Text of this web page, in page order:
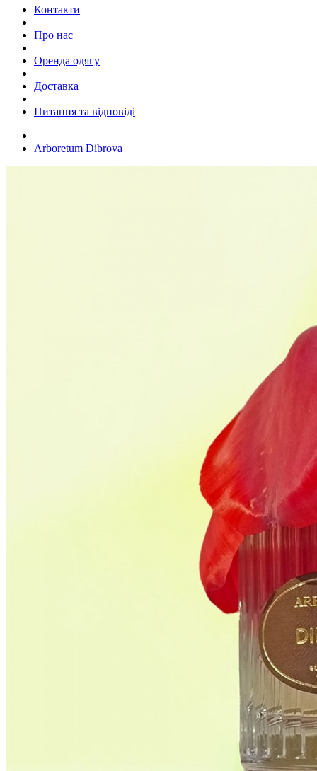
Контакти
Про нас
Оренда одягу
Доставка
Питання та відповіді
Arboretum Dibrova